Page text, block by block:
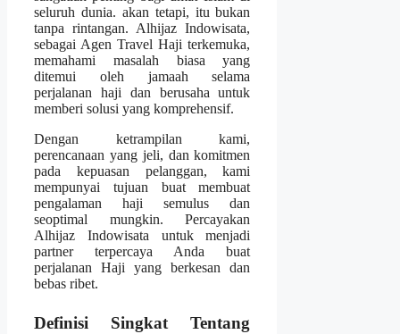
seluruh dunia. akan tetapi, itu bukan
tanpa rintangan. Alhijaz Indowisata,
sebagai Agen Travel Haji terkemuka,
memahami masalah biasa yang
ditemui oleh jamaah selama
perjalanan haji dan berusaha untuk
memberi solusi yang komprehensif.
Dengan ketrampilan kami,
perencanaan yang jeli, dan komitmen
pada kepuasan pelanggan, kami
mempunyai tujuan buat membuat
pengalaman haji semulus dan
seoptimal mungkin. Percayakan
Alhijaz Indowisata untuk menjadi
partner terpercaya Anda buat
perjalanan Haji yang berkesan dan
bebas ribet.
Definisi Singkat Tentang